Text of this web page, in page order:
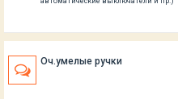
Оч.умелые ручки